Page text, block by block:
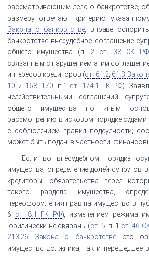
рассматривающим дело о банкротстве,
размеру отвечают критерию,
Закона о банкротстве, вправе
банкротстве внесудебное соглашение
общего имущества (п. 2 ст. 38 СК РФ
связанным с нарушением этим
интересов кредиторов (ст. 61.2 61.3
10 и 168, 170 , п.1 ст. 174.1 ГК РФ).
недействительными соглашений
общего имущества по иным
рассмотрению в исковом порядке
с соблюдением правил подсудности;
может быть подан, в частности,
Если во внесудебном порядке
имущества, определение долей супругов
кредиторы, обязательства перед
такого раздела имущества,
переоформления прав на имущество в
6 ст. 8.1 ГК РФ), изменением режима
юридически не связаны (ст. 5 , п. 1 ст. 46
213.26 Закона о банкротствеэто
имущество должника, так и перешедшее